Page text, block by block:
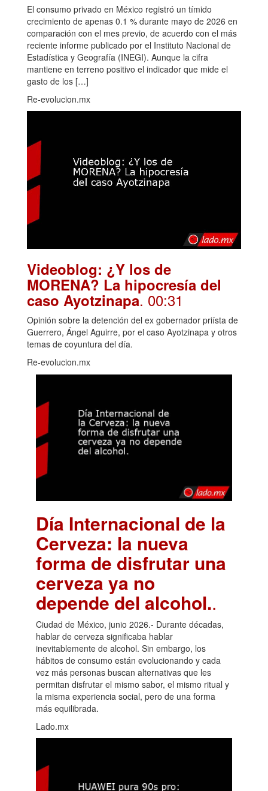
El consumo privado en México registró un tímido
crecimiento de apenas 0.1 % durante mayo de 2026 en
comparación con el mes previo, de acuerdo con el más
reciente informe publicado por el Instituto Nacional de
Estadística y Geografía (INEGI). Aunque la cifra
mantiene en terreno positivo el indicador que mide el
gasto de los […]
Re-evolucion.mx
Videoblog: ¿Y los de
MORENA? La hipocresía del
caso Ayotzinapa. 00:31
Opinión sobre la detención del ex gobernador priísta de
Guerrero, Ángel Aguirre, por el caso Ayotzinapa y otros
temas de coyuntura del día.
Re-evolucion.mx
Día Internacional de la
Cerveza: la nueva
forma de disfrutar una
cerveza ya no
depende del alcohol..
Ciudad de México, junio 2026.- Durante décadas,
hablar de cerveza significaba hablar
inevitablemente de alcohol. Sin embargo, los
hábitos de consumo están evolucionando y cada
vez más personas buscan alternativas que les
permitan disfrutar el mismo sabor, el mismo ritual y
la misma experiencia social, pero de una forma
más equilibrada.
Lado.mx